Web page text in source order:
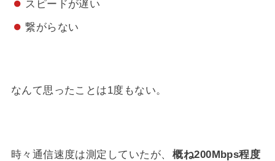
スピードが遅い
繋がらない
なんて思ったことは1度もない。
時々通信速度は測定していたが、 概ね200Mbps程度